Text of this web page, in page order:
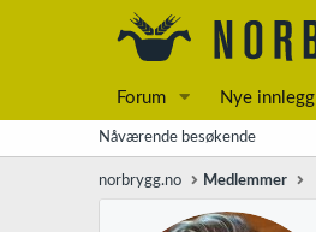
Forum Nye innlegg
Nåværende besøkende
norbrygg.no Medlemmer